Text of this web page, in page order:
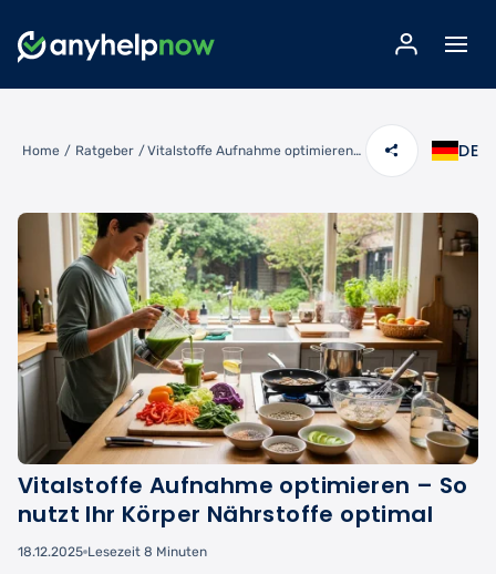
Home / Ratgeber / Vitalstoffe Aufnahme optimieren – So nutzt Ihr Körper Nährstoffe optimal DE
Vitalstoffe Aufnahme optimieren – So
nutzt Ihr Körper Nährstoffe optimal
18.12.2025 Lesezeit 8 Minuten